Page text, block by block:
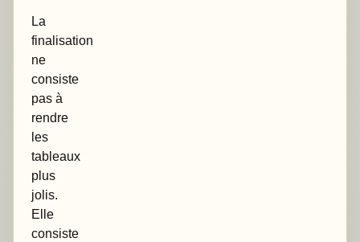
La
finalisation
ne
consiste
pas à
rendre
les
tableaux
plus
jolis.
Elle
consiste